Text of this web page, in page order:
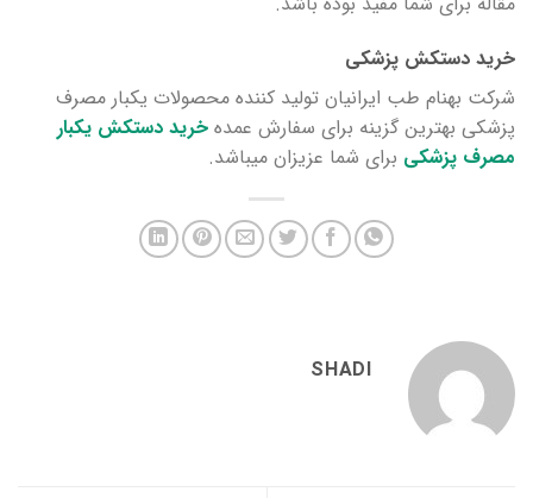
خرید دستکش پزشکی
شرکت بهنام طب ایرانیان تولید کننده محصولات یکبار مصرف
پزشکی بهترین گزینه برای سفارش عمده خرید دستکش یکبار
مصرف پزشکی برای شما عزیزان میباشد.
SHADI